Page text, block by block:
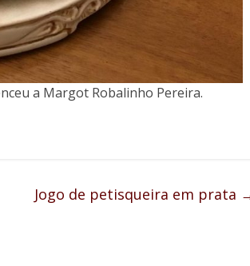
a Margot Robalinho Pereira.
Jogo de petisqueira em prata